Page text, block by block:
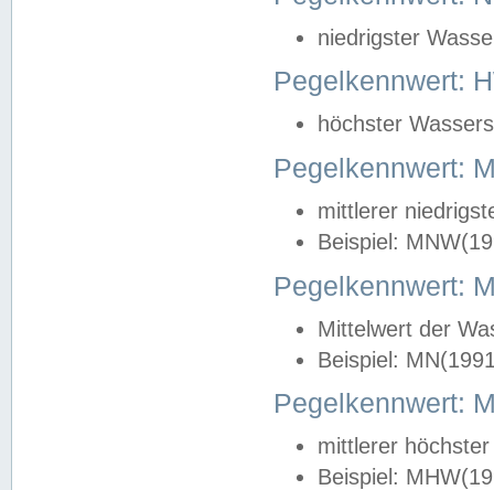
niedrigster
Pegelkennwert:
höchster
Pegelkennwert:
mittlerer
Beispiel:
Pegelkennwert:
Mittelwert der
Beispiel:
Pegelkennwert:
mittlerer
Beispiel: